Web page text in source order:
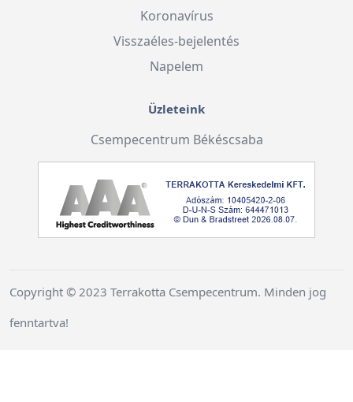
Koronavírus
Visszaéles-bejelentés
Napelem
Üzleteink
Csempecentrum Békéscsaba
Copyright © 2023 Terrakotta Csempecentrum. Minden jog
fenntartva!